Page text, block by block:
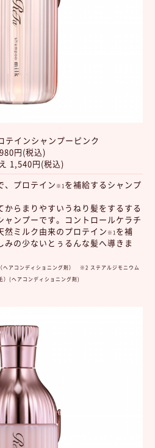
テインシャンプーピンク
円(税込)
1,540円(税込)
、プロテイン ※1 を補給するシャンプ
らまりやすいうねり髪をするする
ャンプーです。コントロールケラチ
然ミルク由来のプロテイン ※1 を補
の少ないとぅるんな髪へ導きま
ヘアコンディショニング剤） ※2 ステアルジモニウム
）(ヘアコンディショニング剤)